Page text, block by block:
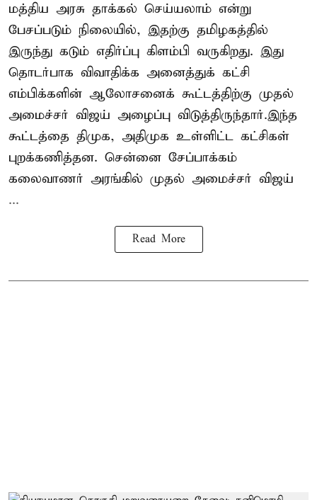
மத்திய அரசு தாக்கல் செய்யலாம் என்று
பேசப்படும் நிலையில், இதற்கு தமிழகத்தில்
இருந்து கடும் எதிர்ப்பு கிளம்பி வருகிறது. இது
தொடர்பாக விவாதிக்க அனைத்துக் கட்சி
எம்பிக்களின் ஆலோசனைக் கூட்டத்திற்கு முதல்
அமைச்சர் விஜய் அழைப்பு விடுத்திருந்தார்.இந்த
கூட்டத்தை திமுக, அதிமுக உள்ளிட்ட கட்சிகள்
புறக்கணித்தன. சென்னை சேப்பாக்கம்
கலைவாணர் அரங்கில் முதல் அமைச்சர் விஜய்
...
Read More